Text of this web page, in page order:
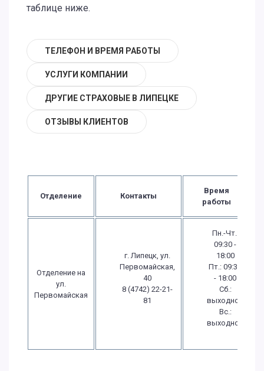
таблице ниже.
ТЕЛЕФОН И ВРЕМЯ РАБОТЫ
УСЛУГИ КОМПАНИИ
ДРУГИЕ СТРАХОВЫЕ В ЛИПЕЦКЕ
ОТЗЫВЫ КЛИЕНТОВ
Отделение Контакты
Время
работы
Отделение на
ул.
Первомайская
г. Липецк, ул.
Первомайская,
40
8 (4742) 22-21-
81
Пн.-Чт.:
09:30 -
18:00
Пт.: 09:30
- 18:00
Сб.:
выходной
Вс.:
выходной